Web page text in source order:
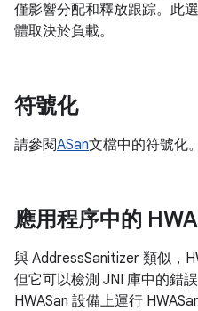
僅影響分配和釋放跟踪。此
體取決於負載。
符號化
請參閱ASan文檔中的符號化。
應用程序中的
與 AddressSanitizer 類似，
但它可以檢測 JNI 庫中的錯誤
HWASan 設備上運行